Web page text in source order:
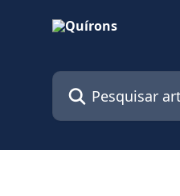
Pesquisar artigos...